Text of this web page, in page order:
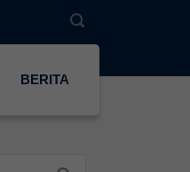
BERITA